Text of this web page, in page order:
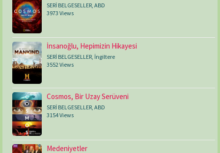
SERİ BELGESELLER, ABD
3973 Views
İnsanoğlu, Hepimizin Hikayesi
SERİ BELGESELLER, İngiltere
3552 Views
Cosmos, Bir Uzay Serüveni
SERİ BELGESELLER ABD
3154 Views
Medeniyetler